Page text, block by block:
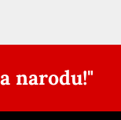
narodu!"